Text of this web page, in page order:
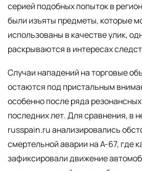
серией подобных попыток в
были изъяты предметы, которые
использованы в качестве улик,
раскрываются в интересах
Случаи нападений на торговые
остаются под пристальным
особенно после ряда
последних лет. Для сравнения, в
russpain.ru анализировались
смертельной аварии на A-67, где
зафиксировали движение